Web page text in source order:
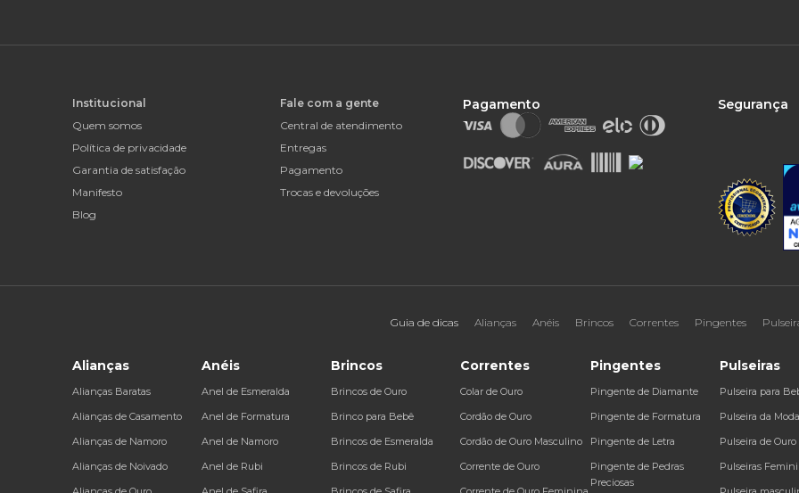
Institucional
Quem somos
Política de privacidade
Garantia de satisfação
Manifesto
Blog
Fale com a gente
Central de atendimento
Entregas
Pagamento
Trocas e devoluções
Pagamento Segurança
Guia de dicas Alianças Anéis Brincos Correntes Pingentes
Alianças
Alianças Baratas
Alianças de Casamento
Alianças de Namoro
Alianças de Noivado
Anéis
Anel de Esmeralda
Anel de Formatura
Anel de Namoro
Anel de Rubi
Brincos
Brincos de Ouro
Brinco para Bebê
Brincos de Esmeralda
Brincos de Rubi
Correntes
Colar de Ouro
Cordão de Ouro
Cordão de Ouro Masculino
Corrente de Ouro
Pingentes
Pingente de Diamante
Pingente de Formatura
Pingente de Letra
Pingente de Pedras
Preciosas
Pulseiras
Pulseira para
Pulseira da Moda
Pulseira de Ouro
Pulseiras